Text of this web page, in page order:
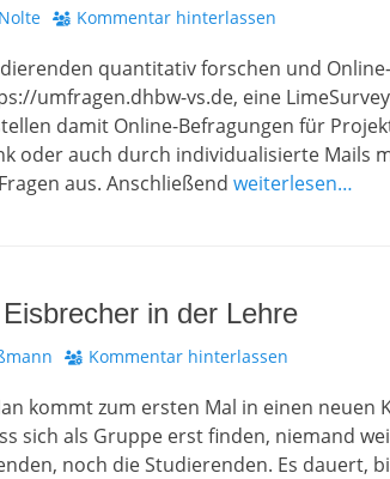
Kommentar hinterlassen
quantitativ forschen und
umfragen.dhbw-vs.de, eine
damit Online-Befragungen für
oder auch durch individualisierte Mails
aus. Anschließend weiterlesen…
in der Lehre
Kommentar hinterlassen
kommt zum ersten Mal in einen neuen
sich als Gruppe erst finden, niemand
noch die Studierenden. Es dauert,